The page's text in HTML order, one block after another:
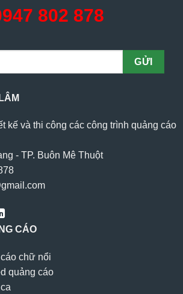
802 878
kế và thi công các công trình quảng cáo
- TP. Buôn Mê Thuột
CÁO
chữ nổi
quảng cáo